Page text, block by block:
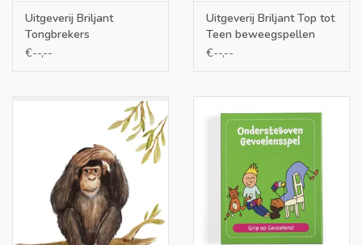
Uitgeverij Briljant
Tongbrekers
€--,--
Uitgeverij Briljant Top tot
Teen beweegspellen
€--,--